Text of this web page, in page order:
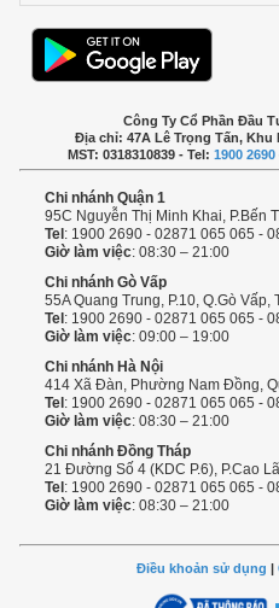
Công Ty Cổ Phần Đầu
Địa chỉ: 47A Lê Trọng Tấn, Khu
MST: 0318310839 - Tel: 1900 2690
Chi nhánh Quận 1
95C Nguyễn Thị Minh Khai, P.Bến
Tel: 1900 2690 - 02871 065 065 -
Giờ làm việc: 08:30 – 21:00
Chi nhánh Gò Vấp
55A Quang Trung, P.10, Q.Gò Vấp,
Tel: 1900 2690 - 02871 065 065 -
Giờ làm việc: 09:00 – 19:00
Chi nhánh Hà Nội
414 Xã Đàn, Phường Nam Đồng,
Tel: 1900 2690 - 02871 065 065 -
Giờ làm việc: 08:30 – 21:00
Chi nhánh Đồng Tháp
21 Đường Số 4 (KDC P.6), P.Cao
Tel: 1900 2690 - 02871 065 065 -
Giờ làm việc: 08:30 – 21:00
Điều khoản sử dụng